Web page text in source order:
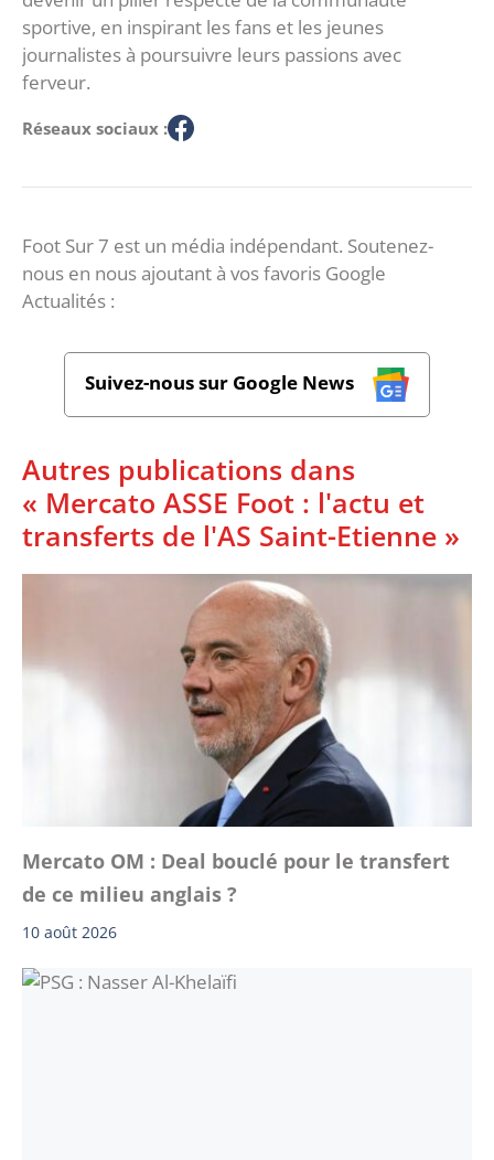
sportive, en inspirant les fans et les jeunes
journalistes à poursuivre leurs passions avec
ferveur.
Réseaux sociaux :
Foot Sur 7 est un média indépendant. Soutenez-
nous en nous ajoutant à vos favoris Google
Actualités :
Suivez-nous sur Google News
Autres publications dans
« Mercato ASSE Foot : l'actu et
transferts de l'AS Saint-Etienne »
Mercato OM : Deal bouclé pour le transfert
de ce milieu anglais ?
10 août 2026